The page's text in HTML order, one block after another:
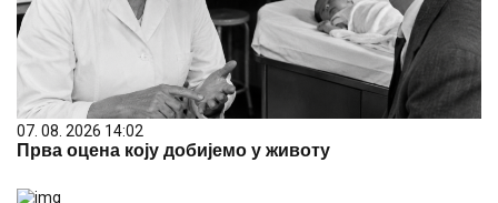
07. 08. 2026 14:02
Прва оцена коју добијемо у животу